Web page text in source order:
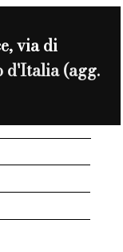
via di
d'Italia (agg.